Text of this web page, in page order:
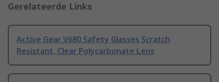
Gerelateerde Links
Active Gear V680 Safety Glasses Scratch
Resistant, Clear Polycarbonate Lens